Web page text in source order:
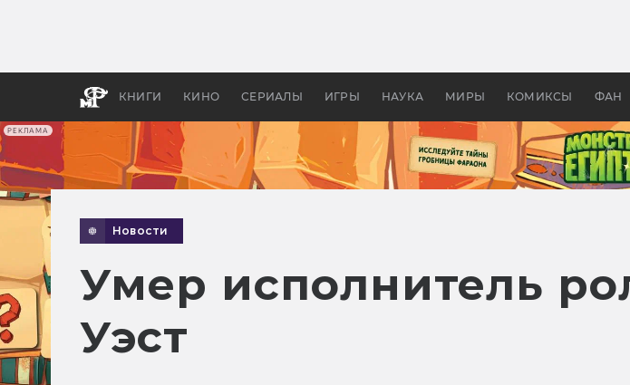
РЕКЛАМА
КНИГИ КИНО СЕРИАЛЫ ИГРЫ НАУКА МИРЫ КОМИКСЫ ФАН
апокалипсис, в России —
Новости
Умер исполнитель
Уэст